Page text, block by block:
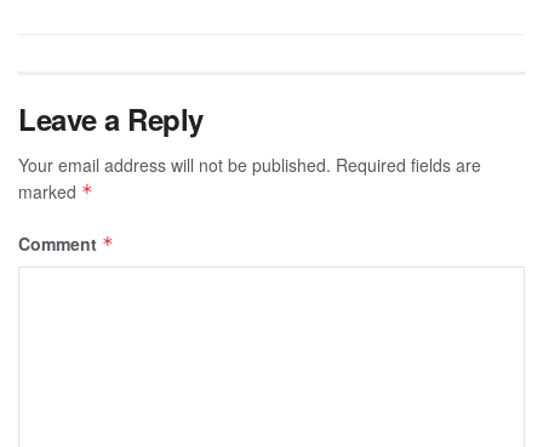
Leave a Reply
Your email address will not be published. Required fields are
marked *
Comment *